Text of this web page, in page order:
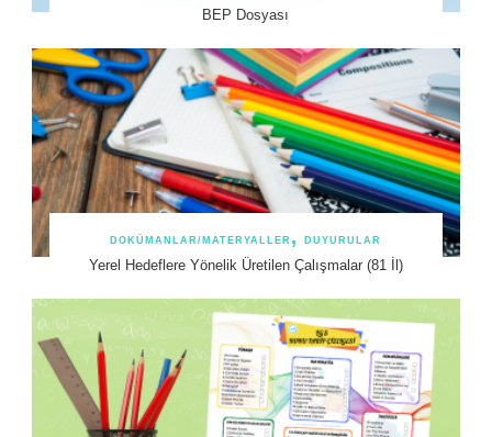
BEP Dosyası
DOKÜMANLAR/MATERYALLER DUYURULAR
Yerel Hedeflere Yönelik Üretilen Çalışmalar (81 İl)